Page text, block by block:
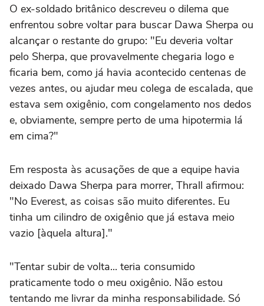
O ex-soldado britânico descreveu o dilema que
enfrentou sobre voltar para buscar Dawa Sherpa ou
alcançar o restante do grupo: "Eu deveria voltar
pelo Sherpa, que provavelmente chegaria logo e
ficaria bem, como já havia acontecido centenas de
vezes antes, ou ajudar meu colega de escalada, que
estava sem oxigênio, com congelamento nos dedos
e, obviamente, sempre perto de uma hipotermia lá
em cima?"
Em resposta às acusações de que a equipe havia
deixado Dawa Sherpa para morrer, Thrall afirmou:
"No Everest, as coisas são muito diferentes. Eu
tinha um cilindro de oxigênio que já estava meio
vazio [àquela altura]."
"Tentar subir de volta... teria consumido
praticamente todo o meu oxigênio. Não estou
tentando me livrar da minha responsabilidade. Só